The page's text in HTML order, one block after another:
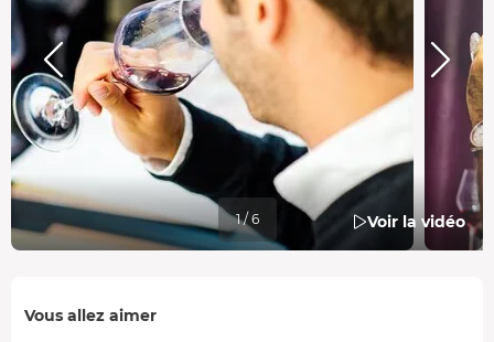
Voir la vidéo
1 / 6
Vous allez aimer